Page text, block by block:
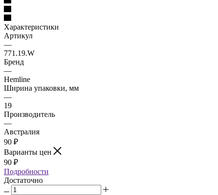
Характеристики
Артикул
—
771.19.W
Бренд
—
Hemline
Ширина упаковки, мм
—
19
Производитель
—
Австралия
90 ₽
Варианты цен
90 ₽
Подробности
Достаточно